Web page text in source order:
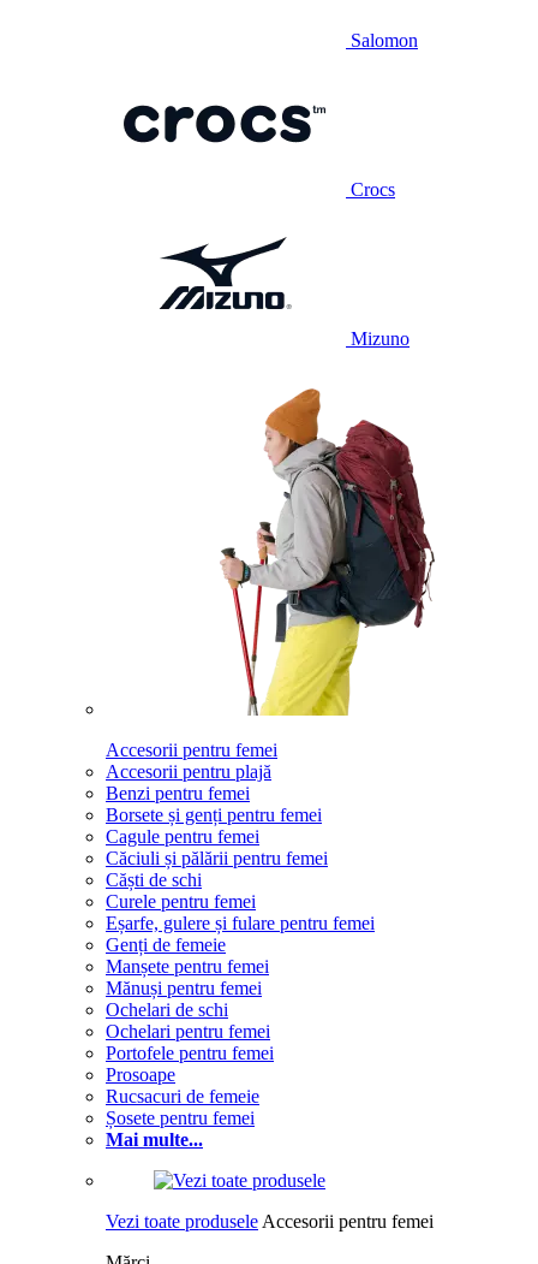
Salomon
Crocs
Mizuno
Accesorii pentru femei
Accesorii pentru plajă
Benzi pentru femei
Borsete și genți pentru femei
Cagule pentru femei
Căciuli și pălării pentru femei
Căști de schi
Curele pentru femei
Eșarfe, gulere și fulare pentru femei
Genți de femeie
Manșete pentru femei
Mănuși pentru femei
Ochelari de schi
Ochelari pentru femei
Portofele pentru femei
Prosoape
Rucsacuri de femeie
Șosete pentru femei
Mai multe...
Vezi toate produsele Accesorii pentru femei